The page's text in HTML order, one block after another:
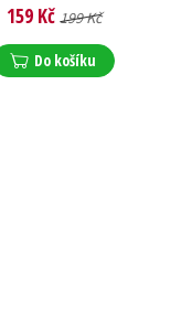
159 Kč 199 Kč
Do košíku